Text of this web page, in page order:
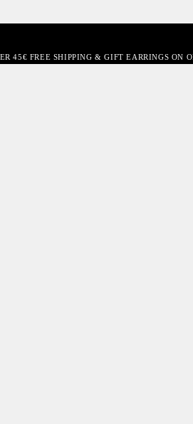
45€ FREE SHIPPING & GIFT EARRINGS ON